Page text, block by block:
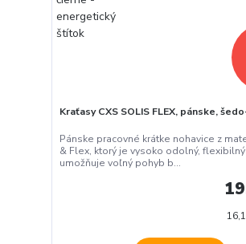
Kraťasy CXS SOLIS FLEX, pánske,
Pánske pracovné krátke nohavice z
& Flex, ktorý je vysoko odolný, flexibilný
umožňuje voľný pohyb b...